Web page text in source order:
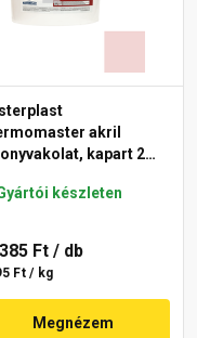
akril
kapart 2
készleten
Ft / db
Ft / kg
Megnézem